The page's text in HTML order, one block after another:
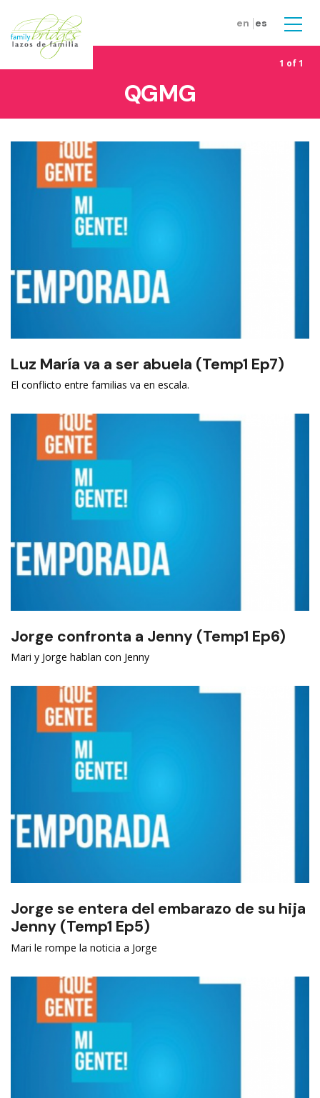
en es
1 of 1
QGMG
Luz María va a ser abuela (Temp1 Ep7)
El conflicto entre familias va en escala.
Jorge confronta a Jenny (Temp1 Ep6)
Mari y Jorge hablan con Jenny
Jorge se entera del embarazo de su hija
Jenny (Temp1 Ep5)
Mari le rompe la noticia a Jorge